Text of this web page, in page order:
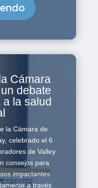
Cámara
debate
la salud
la Cámara de
celebrado el 6
de Valley
consejos para
impactantes
a través